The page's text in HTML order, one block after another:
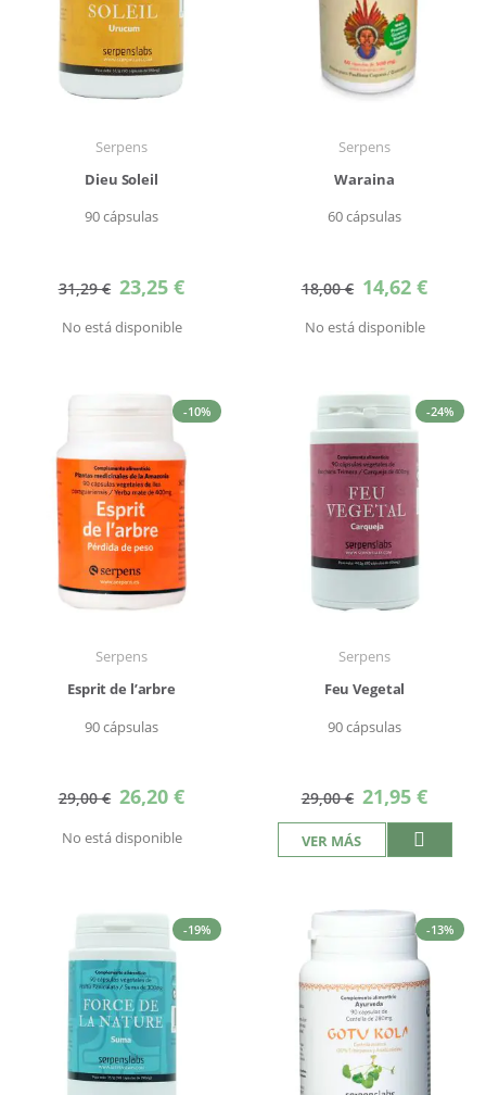
Serpens
Dieu Soleil
90 cápsulas
31,29 € Precio
especial
23,25 €
No está disponible
Serpens
Waraina
60 cápsulas
18,00 € Precio
especial
14,62 €
No está disponible
-10%
Serpens
Esprit de l’arbre
90 cápsulas
29,00 € Precio
especial
26,20 €
No está disponible
-24%
Serpens
Feu Vegetal
90 cápsulas
29,00 € Precio
especial
21,95 €
VER MÁS
-19% -13%